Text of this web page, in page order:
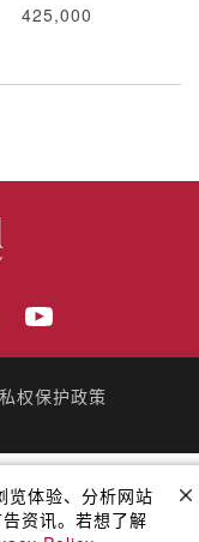
425,000
权保护政策
览体验、分析网站
资讯。若想了解